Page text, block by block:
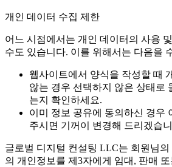
개인 데이터 수집 제한
어느 시점에서는 개인 데이터의 사용
수도 있습니다. 이를 위해서는 다음을
웹사이트에서 양식을 작성할 때
않는 경우 선택하지 않은 상태로
는지 확인하세요.
이미 정보 공유에 동의하신 경우
주시면 기꺼이 변경해 드리겠습
글로벌 디지털 컨설팅 LLC는 회원님
의 개인정보를 제3자에게 임대, 판매